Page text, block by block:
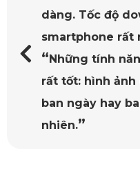
1.3. Không Gây Mùi –
So với các loại thảm
1.4. Dễ Dàng Vệ
Chỉ cần dùng khăn ẩm
dàng. Tốc độ
smartphone rất
“Những tính
rất tốt: hình
ban ngày hay
nhiên.”